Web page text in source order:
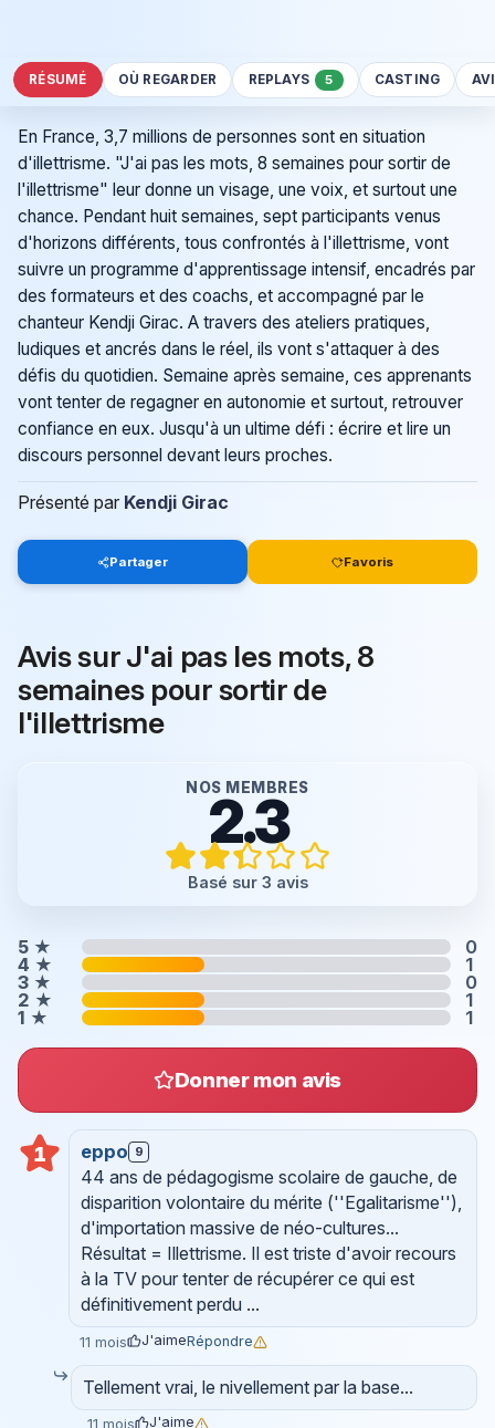
RÉSUMÉ OÙ REGARDER REPLAYS 5 CASTING
En France, 3,7 millions de personnes sont en situation
d'illettrisme. "J'ai pas les mots, 8 semaines pour sortir de
l'illettrisme" leur donne un visage, une voix, et surtout une
chance. Pendant huit semaines, sept participants venus
d'horizons différents, tous confrontés à l'illettrisme, vont
suivre un programme d'apprentissage intensif, encadrés par
des formateurs et des coachs, et accompagné par le
chanteur Kendji Girac. A travers des ateliers pratiques,
ludiques et ancrés dans le réel, ils vont s'attaquer à des
défis du quotidien. Semaine après semaine, ces apprenants
vont tenter de regagner en autonomie et surtout, retrouver
confiance en eux. Jusqu'à un ultime défi : écrire et lire un
discours personnel devant leurs proches.
Présenté par Kendji Girac
Partager Favoris
Avis sur J'ai pas les mots, 8
semaines pour sortir de
l'illettrisme
NOS MEMBRES
2.3
Basé sur 3 avis
5 ★
0
4 ★
1
3 ★
0
2 ★
1
1 ★ 1
Donner mon avis
1 eppo 9
44 ans de pédagogisme scolaire de gauche, de
disparition volontaire du mérite (''Egalitarisme''),
d'importation massive de néo-cultures...
Résultat = Illettrisme. Il est triste d'avoir recours
à la TV pour tenter de récupérer ce qui est
définitivement perdu ...
11 mois J'aimeRépondre
Tellement vrai, le nivellement par la base...
11 mois J'aime